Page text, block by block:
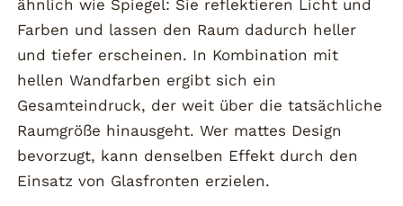
ähnlich wie Spiegel: Sie reflektieren Licht und
Farben und lassen den Raum dadurch heller
und tiefer erscheinen. In Kombination mit
hellen Wandfarben ergibt sich ein
Gesamteindruck, der weit über die tatsächliche
Raumgröße hinausgeht. Wer mattes Design
bevorzugt, kann denselben Effekt durch den
Einsatz von Glasfronten erzielen.